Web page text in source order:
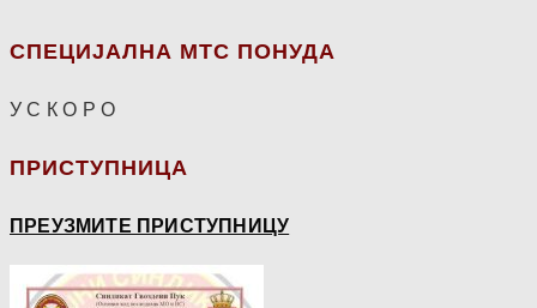
СПЕЦИЈАЛНА МТС ПОНУДА
У С К О Р О
ПРИСТУПНИЦА
ПРЕУЗМИТЕ ПРИСТУПНИЦУ